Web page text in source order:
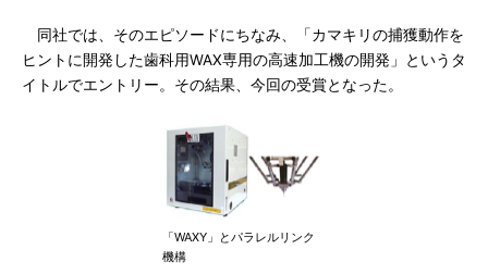
同社では、そのエピソードにちなみ、「カマキリの捕獲動作を
ヒントに開発した歯科用WAX専用の高速加工機の開発」というタ
イトルでエントリー。その結果、今回の受賞となった。
「WAXY」とパラレルリンク
機構